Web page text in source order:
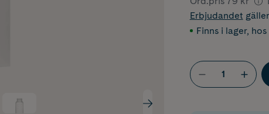
Erbjudandet
Finns i lager,